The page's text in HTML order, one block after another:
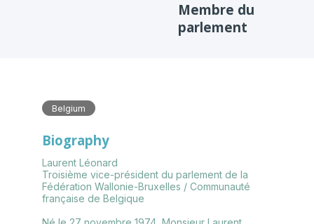
Membre du
parlement
Belgium
Biography
Laurent Léonard
Troisième vice-président du parlement de la
Fédération Wallonie-Bruxelles / Communauté
française de Belgique